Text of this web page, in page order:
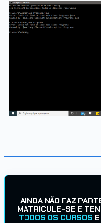
AINDA NÃO FAZ
MATRICULE-SE E
TODOS OS CURSOS